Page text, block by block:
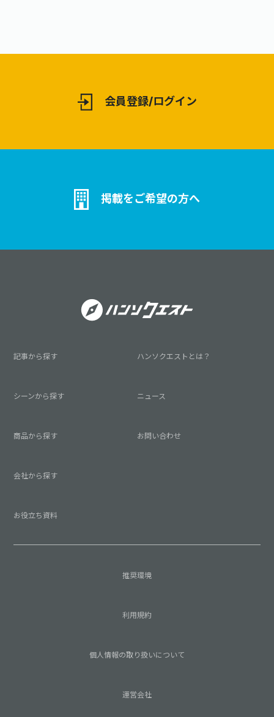
会員登録/ログイン
掲載をご希望の方へ
記事から探す
シーンから探す
商品から探す
会社から探す
お役立ち資料
ハンソクエストとは？
ニュース
お問い合わせ
推奨環境
利用規約
個人情報の取り扱いについて
運営会社